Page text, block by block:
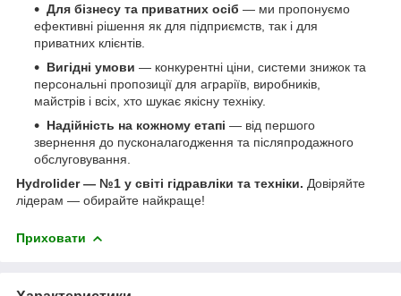
Для бізнесу та приватних осіб — ми пропонуємо
ефективні рішення як для підприємств, так і для
приватних клієнтів.
Вигідні умови — конкурентні ціни, системи знижок та
персональні пропозиції для аграріїв, виробників,
майстрів і всіх, хто шукає якісну техніку.
Надійність на кожному етапі — від першого
звернення до пусконалагодження та післяпродажного
обслуговування.
Hydrolider — №1 у світі гідравліки та техніки. Довіряйте
лідерам — обирайте найкраще!
Приховати